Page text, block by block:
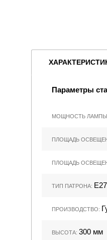
Параметры
МОЩНОСТЬ
ПЛОЩАДЬ
ПЛОЩАДЬ
ТИП ПАТРОНА: Е27
ПРОИЗВОДСТВО:
ВЫСОТА: 300 мм